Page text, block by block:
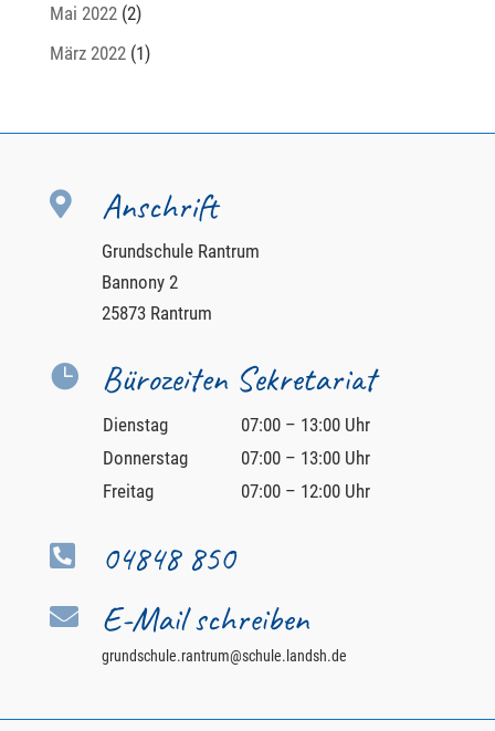
Mai 2022(2)
März 2022(1)
 Anschrift
Grundschule Rantrum
Bannony 2
25873 Rantrum
 Bürozeiten Sekretariat
Dienstag
07:00 – 13:00 Uhr
Donnerstag
07:00 – 13:00 Uhr
Freitag
07:00 – 12:00 Uhr
 04848 850
 E-Mail schreiben
grundschule.rantrum@schule.landsh.de